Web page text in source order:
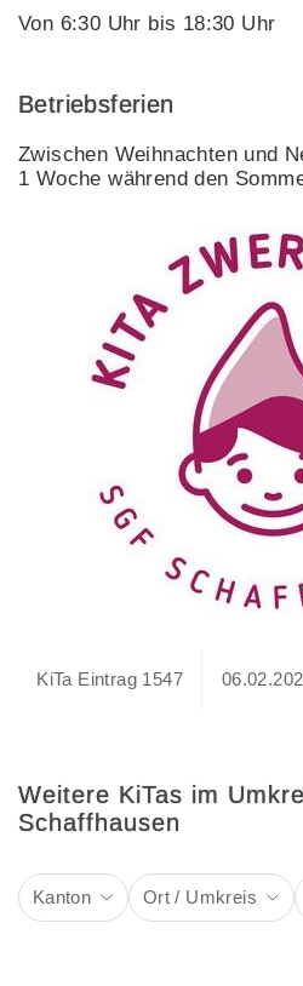
Von 6:30 Uhr bis 18:30 Uhr
Betriebsferien
Zwischen Weihnachten und
1 Woche während den
KiTa Eintrag 1547
Weitere KiTas im
Schaffhausen
Kanton Ort / Umkreis